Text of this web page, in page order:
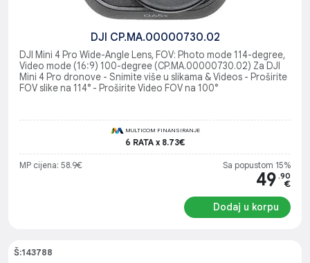
DJI CP.MA.00000730.02
DJI Mini 4 Pro Wide-Angle Lens, FOV: Photo mode 114-degree,
Video mode (16:9) 100-degree (CP.MA.00000730.02) Za DJI
Mini 4 Pro dronove - Snimite više u slikama & Videos - Proširite
FOV slike na 114° - Proširite Video FOV na 100°
MULTICOM FINANSIRANJE
6 RATA x 8.73€
MP cijena: 58.9€ Sa popustom 15%
49 .90
€
Dodaj u korpu
Š:143788